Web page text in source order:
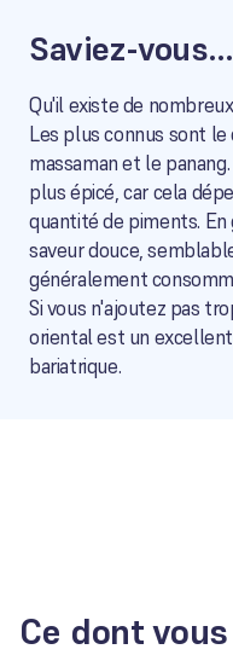
Saviez-vous…
Qu'il existe de
Les plus connus sont
massaman et le
plus épicé, car cela
quantité de piments. En
saveur douce,
généralement
Si vous n'ajoutez pas
oriental est un
bariatrique.
Ce dont